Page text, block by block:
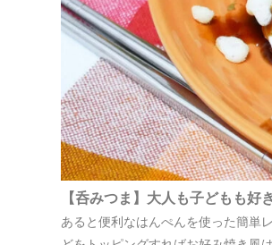
【呑みつま】大人も子どもも
あると便利なはんぺんを使った簡単